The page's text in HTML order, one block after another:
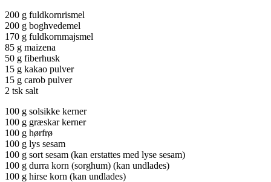
200 g fuldkornrismel
200 g boghvedemel
170 g fuldkornmajsmel
85 g maizena
50 g fiberhusk
15 g kakao pulver
15 g carob pulver
2 tsk salt
100 g solsikke kerner
100 g græskar kerner
100 g hørfrø
100 g lys sesam
100 g sort sesam (kan erstattes med lyse sesam)
100 g durra korn (sorghum) (kan undlades)
100 g hirse korn (kan undlades)